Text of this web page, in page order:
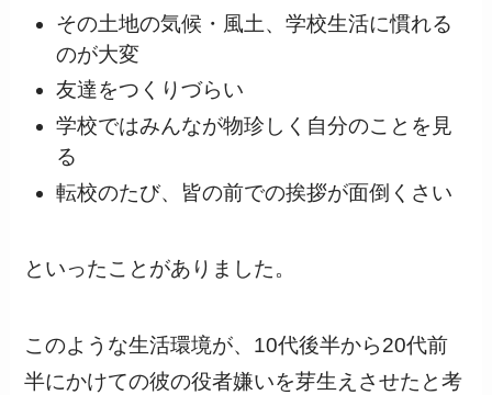
その土地の気候・風土、学校生活に慣れる
のが大変
友達をつくりづらい
学校ではみんなが物珍しく自分のことを見
る
転校のたび、皆の前での挨拶が面倒くさい
といったことがありました。
このような生活環境が、10代後半から20代前
半にかけての彼の役者嫌いを芽生えさせたと考